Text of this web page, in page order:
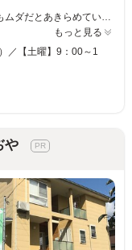
なかなか抜けない疲れやコリ・・・何をやってもムダだとあきらめていませんか？『カイロプラクティック 由』では、身体を知り尽くしたカイロプラクターが、一人ひとりに合わせた施術で、全身矯正。身体を芯から整えて不調を改善へと導きます。その場限りではない、施術を一度体感してみませんか？
もっと見る
／【土曜】9：00～1
や